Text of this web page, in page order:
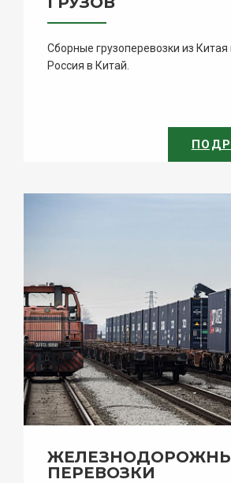
Сборные грузоперевозки из Китая
Россия в Китай.
ПЕРЕВОЗКИ